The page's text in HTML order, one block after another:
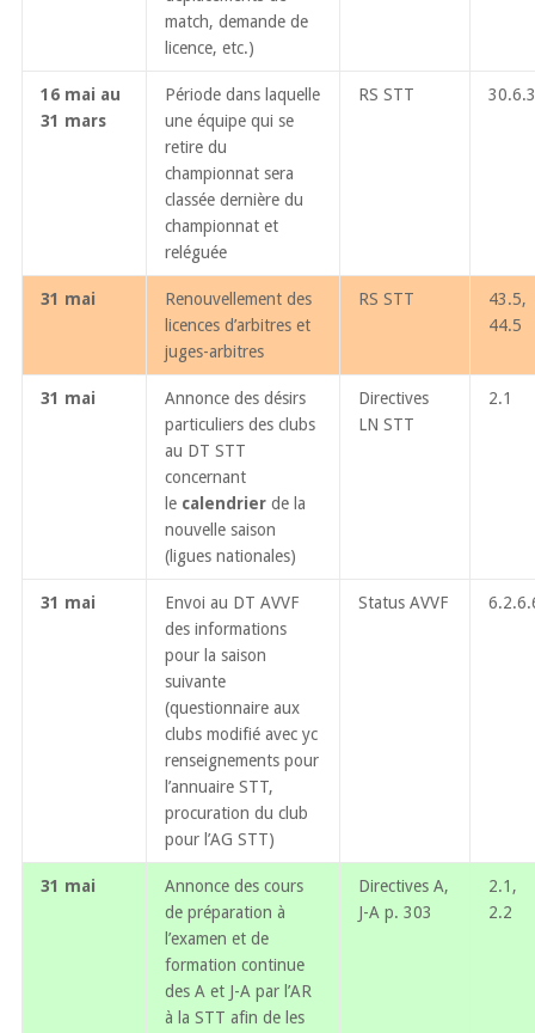
match, demande de
licence, etc.)
16 mai au
31 mars
Période dans laquelle
une équipe qui se
retire du
championnat sera
classée dernière du
championnat et
reléguée
RS STT 30.6.3
31 mai
Renouvellement des
licences d’arbitres et
juges-arbitres
RS STT
43.5,
44.5
31 mai
Annonce des désirs
particuliers des clubs
au DT STT
concernant
le calendrierde la
nouvelle saison
(ligues nationales)
Directives
LN STT
2.1
31 mai
Envoi au DT AVVF
des informations
pour la saison
suivante
(questionnaire aux
clubs modifié avec yc
renseignements pour
l’annuaire STT,
procuration du club
pour l’AG STT)
Status AVVF
31 mai
Annonce des cours
de préparation à
l’examen et de
formation continue
des A et J-A par l’AR
à la STT afin de les
Directives A,
J-A p. 303
2.1,
2.2